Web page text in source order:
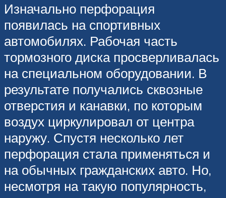
Изначально перфорация
появилась на спортивных
автомобилях. Рабочая часть
тормозного диска просверливалась
на специальном оборудовании. В
результате получались сквозные
отверстия и канавки, по которым
воздух циркулировал от центра
наружу. Спустя несколько лет
перфорация стала применяться и
на обычных гражданских авто. Но,
несмотря на такую популярность,